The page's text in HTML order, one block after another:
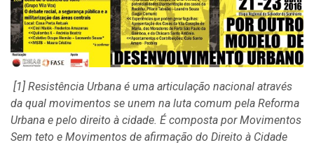
[1] Resistência Urbana é uma articulação nacional através
da qual movimentos se unem na luta comum pela Reforma
Urbana e pelo direito à cidade. É composta por Movimentos
Sem teto e Movimentos de afirmação do Direito à Cidade